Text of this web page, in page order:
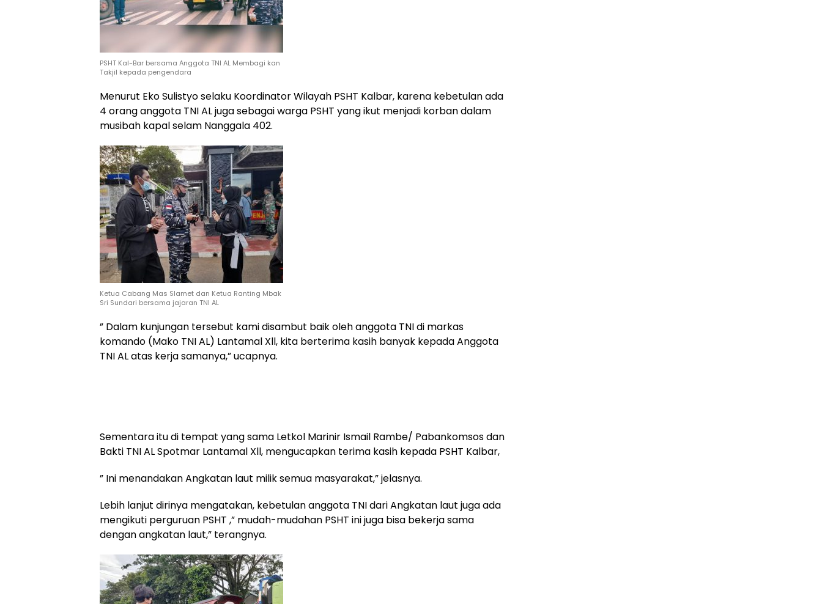
PSHT Kal-Bar bersama Anggota TNI AL Membagi kan
Takjil kepada pengendara
Menurut Eko Sulistyo selaku Koordinator Wilayah PSHT Kalbar, karena kebetulan ada
4 orang anggota TNI AL juga sebagai warga PSHT yang ikut menjadi korban dalam
musibah kapal selam Nanggala 402.
Ketua Cabang Mas Slamet dan Ketua Ranting Mbak
Sri Sundari bersama jajaran TNI AL
” Dalam kunjungan tersebut kami disambut baik oleh anggota TNI di markas
komando (Mako TNI AL) Lantamal Xll, kita berterima kasih banyak kepada Anggota
TNI AL atas kerja samanya,” ucapnya.
Sementara itu di tempat yang sama Letkol Marinir Ismail Rambe/ Pabankomsos dan
Bakti TNI AL Spotmar Lantamal Xll, mengucapkan terima kasih kepada PSHT Kalbar,
” Ini menandakan Angkatan laut milik semua masyarakat,” jelasnya.
Lebih lanjut dirinya mengatakan, kebetulan anggota TNI dari Angkatan laut juga ada
mengikuti perguruan PSHT ,” mudah-mudahan PSHT ini juga bisa bekerja sama
dengan angkatan laut,” terangnya.